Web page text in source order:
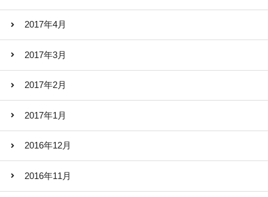
2017年4月
2017年3月
2017年2月
2017年1月
2016年12月
2016年11月